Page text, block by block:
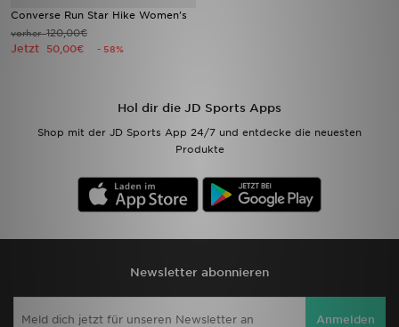
Converse Run Star Hike Women's
vorher120,00€
Jetzt 50,00€ - 58%
Hol dir die JD Sports Apps
Shop mit der JD Sports App 24/7 und entdecke die neuesten
Produkte
Newsletter abonnieren
Anmelden
Studenten